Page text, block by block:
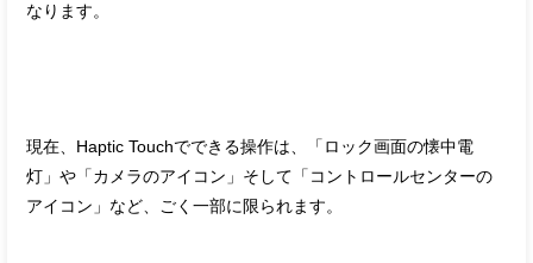
なります。
現在、Haptic Touchでできる操作は、「ロック画面の懐中電
灯」や「カメラのアイコン」そして「コントロールセンターの
アイコン」など、ごく一部に限られます。